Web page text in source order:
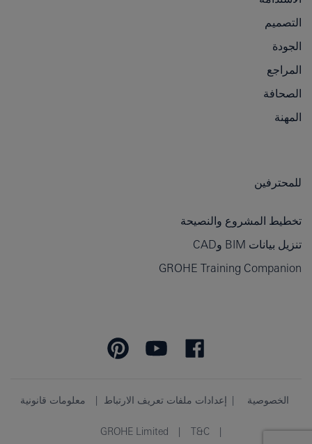
التصميم
الجودة
المراجع
الصحافة
المهنة
للمحترفين
تخطيط المشروع والنصيحة
تنزيل بيانات BIM وCAD
GROHE Training Companion
الخصوصية إعدادات ملفات تعريف الارتباط معلومات قانونية
T&C
GROHE Limited